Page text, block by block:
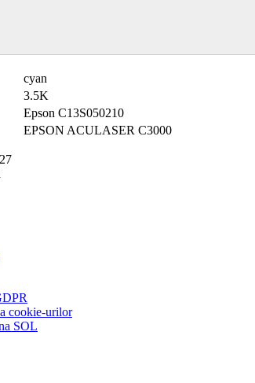
cyan
3.5K
Epson C13S050210
EPSON ACULASER C3000
cookie-urilor
SOL